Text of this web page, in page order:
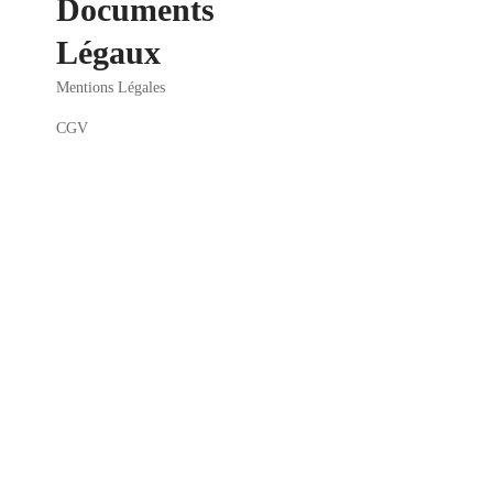
Documents
Légaux
Mentions Légales
CGV